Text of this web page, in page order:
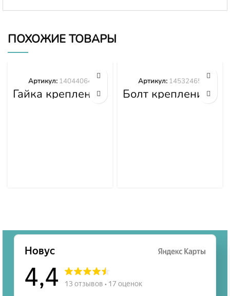
ПОХОЖИЕ ТОВАРЫ
Гайка крепления
башмака
Артикул: 14044064
Болт крепления
башмака
Артикул: 14532465